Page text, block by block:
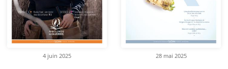
4 juin 2025 28 mai 2025